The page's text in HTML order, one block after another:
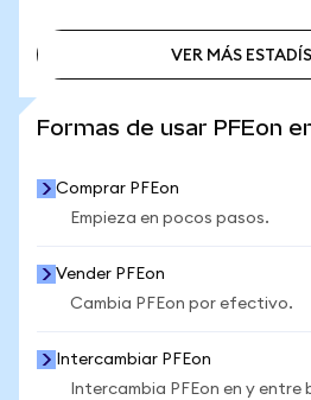
VER MÁS
Formas de usar PFEon
Comprar PFEon
Empieza en pocos pasos.
Vender PFEon
Cambia PFEon por efectivo.
Intercambiar PFEon
Intercambia PFEon en y entre